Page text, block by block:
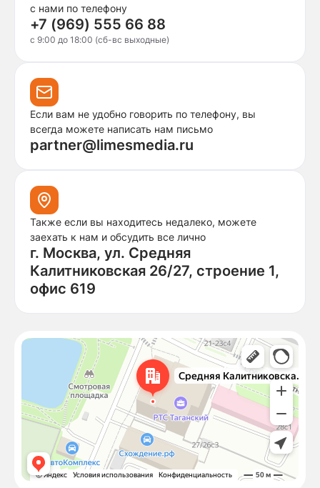
с нами по телефону
+7 (969) 555 66 88
c 9:00 до 18:00 (сб-вс выходные)
Если вам не удобно говорить по телефону, вы
всегда можете написать нам письмо
partner@limesmedia.ru
Также если вы находитесь недалеко, можете
заехать к нам и обсудить все лично
г. Москва, ул. Средняя
Калитниковская 26/27, строение 1,
офис 619
Москва
Средняя Калитниковская улица, 26/27с1 — Яндекс Карты